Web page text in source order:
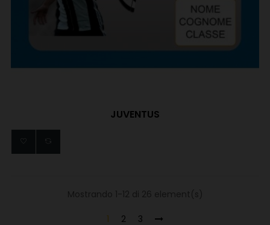
JUVENTUS
1 2 3